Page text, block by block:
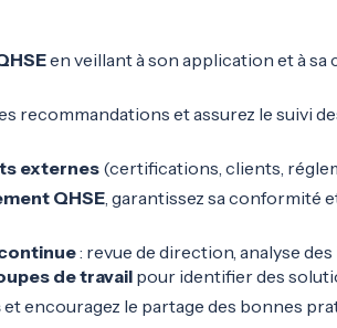
en veillant à son application et à
recommandations et assurez le suivi
externes (certifications, clients,
QHSE, garantissez sa conformité
: revue de direction, analyse
de travailpour identifier des
et encouragez le partage des bonnes